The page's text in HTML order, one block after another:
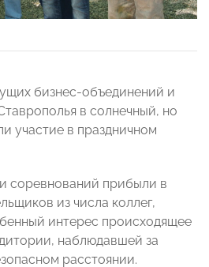
бизнес-объединений и
в солнечный, но
участие в праздничном
соревнований прибыли в
из числа коллег,
интерес происходящее
наблюдавшей за
расстоянии.